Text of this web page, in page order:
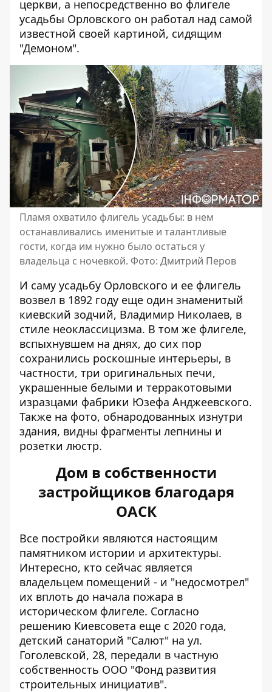
церкви, а непосредственно во флигеле
усадьбы Орловского он работал над самой
известной своей картиной, сидящим
"Демоном".
Пламя охватило флигель усадьбы: в нем
останавливались именитые и талантливые
гости, когда им нужно было остаться у
владельца с ночевкой. Фото: Дмитрий Перов
И саму усадьбу Орловского и ее флигель
возвел в 1892 году еще один знаменитый
киевский зодчий, Владимир Николаев, в
стиле неоклассицизма. В том же флигеле,
вспыхнувшем на днях, до сих пор
сохранились роскошные интерьеры, в
частности, три оригинальных печи,
украшенные белыми и терракотовыми
изразцами фабрики Юзефа Анджеевского.
Также на фото, обнародованных изнутри
здания, видны фрагменты лепнины и
розетки люстр.
Дом в собственности
застройщиков благодаря
ОАСК
Все постройки являются настоящим
памятником истории и архитектуры.
Интересно, кто сейчас является
владельцем помещений - и "недосмотрел"
их вплоть до начала пожара в
историческом флигеле. Согласно
решению Киевсовета еще с 2020 года,
детский санаторий "Салют" на ул.
Гоголевской, 28, передали в частную
собственность ООО "Фонд развития
строительных инициатив".